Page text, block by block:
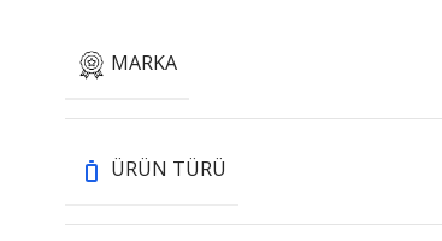
MARKA
ÜRÜN TÜRÜ